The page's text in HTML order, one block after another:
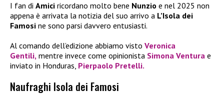
I fan di Amici ricordano molto bene Nunzio e nel 2025 non
appena è arrivata la notizia del suo arrivo a L’Isola dei
Famosi ne sono parsi davvero entusiasti.
Al comando dell’edizione abbiamo visto Veronica
Gentili, mentre invece come opinionista Simona Ventura e
inviato in Honduras, Pierpaolo Pretelli.
Naufraghi Isola dei Famosi